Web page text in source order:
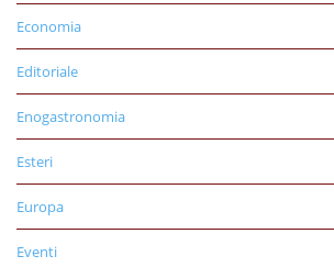
Economia
Editoriale
Enogastronomia
Esteri
Europa
Eventi